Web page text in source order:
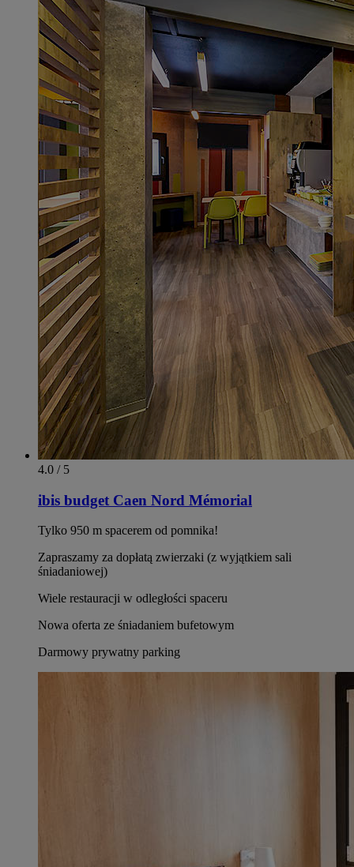
4.0 / 5
ibis budget Caen Nord Mémorial
Tylko 950 m spacerem od pomnika!
Zapraszamy za dopłatą zwierzaki (z wyjątkiem sali
śniadaniowej)
Wiele restauracji w odległości spaceru
Nowa oferta ze śniadaniem bufetowym
Darmowy prywatny parking